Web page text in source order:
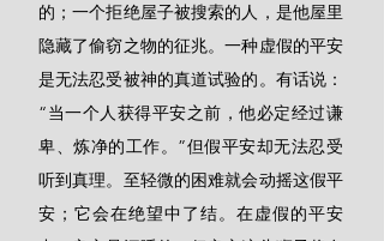
的；一个拒绝屋子被搜索的人，是他屋里
隐藏了偷窃之物的征兆。一种虚假的平安
是无法忍受被神的真道试验的。有话说：
“当一个人获得平安之前，他必定经过谦
卑、炼净的工作。”但假平安却无法忍受
听到真理。至轻微的困难就会动摇这假平
安；它会在绝望中了结。在虚假的平安